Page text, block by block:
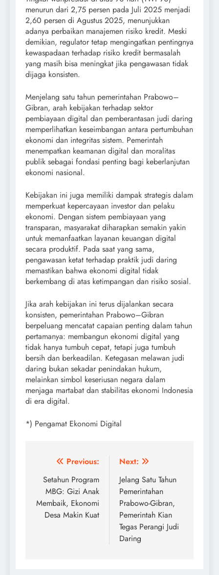
menurun dari 2,75 persen pada Juli 2025 menjadi
2,60 persen di Agustus 2025, menunjukkan
adanya perbaikan manajemen risiko kredit. Meski
demikian, regulator tetap mengingatkan pentingnya
kewaspadaan terhadap risiko kredit bermasalah
yang masih bisa meningkat jika pengawasan tidak
dijaga konsisten.
Menjelang satu tahun pemerintahan Prabowo–
Gibran, arah kebijakan terhadap sektor
pembiayaan digital dan pemberantasan judi daring
memperlihatkan keseimbangan antara pertumbuhan
ekonomi dan integritas sistem. Pemerintah
menempatkan keamanan digital dan moralitas
publik sebagai fondasi penting bagi keberlanjutan
ekonomi nasional.
Kebijakan ini juga memiliki dampak strategis dalam
memperkuat kepercayaan investor dan pelaku
ekonomi. Dengan sistem pembiayaan yang
transparan, masyarakat diharapkan semakin yakin
untuk memanfaatkan layanan keuangan digital
secara produktif. Pada saat yang sama,
pengawasan ketat terhadap praktik judi daring
memastikan bahwa ekonomi digital tidak
berkembang di atas ketimpangan dan risiko sosial.
Jika arah kebijakan ini terus dijalankan secara
konsisten, pemerintahan Prabowo–Gibran
berpeluang mencatat capaian penting dalam tahun
pertamanya: membangun ekonomi digital yang
tidak hanya tumbuh cepat, tetapi juga tumbuh
bersih dan berkeadilan. Ketegasan melawan judi
daring bukan sekadar penindakan hukum,
melainkan simbol keseriusan negara dalam
menjaga martabat dan stabilitas ekonomi Indonesia
di era digital.
*) Pengamat Ekonomi Digital
Post
navigation
Previous:
Setahun Program
MBG: Gizi Anak
Membaik, Ekonomi
Desa Makin Kuat
Next:
Jelang Satu Tahun
Pemerintahan
Prabowo-Gibran,
Pemerintah Kian
Tegas Perangi Judi
Daring